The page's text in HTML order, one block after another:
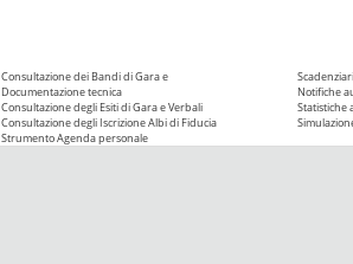
Consultazione dei Bandi di Gara e
Documentazione tecnica
Consultazione degli Esiti di Gara e Verbali
Consultazione degli Iscrizione Albi di Fiducia
Strumento Agenda personale
Notifiche
Statistiche